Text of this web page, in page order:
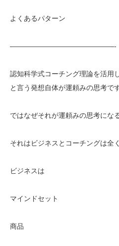
よくあるパターン
———————————————-
認知科学式コーチング理論を活用
と言う発想自体が運頼みの思考で
ではなぜそれが運頼みの思考にな
それはビジネスとコーチングは全
ビジネスは
マインドセット
商品